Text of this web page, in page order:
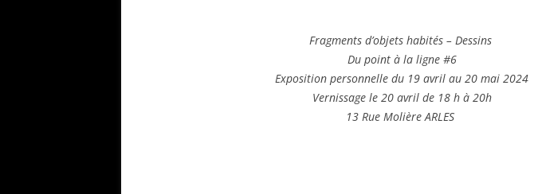
Fragments d’objets habités – Dessins
Du point à la ligne #6
Exposition personnelle du 19 avril au 20 mai 2024
Vernissage le 20 avril de 18 h à 20h
13 Rue Molière ARLES